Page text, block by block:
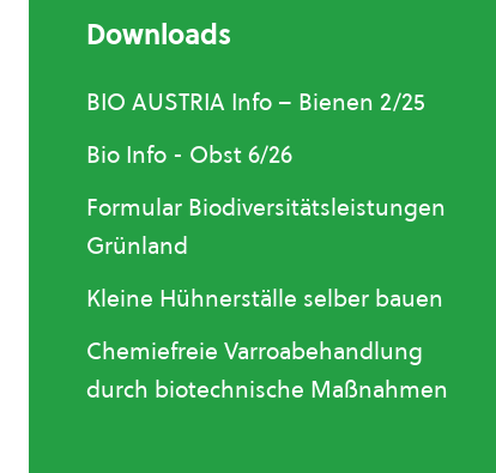
Downloads
BIO AUSTRIA Info – Bienen 2/25
Bio Info - Obst 6/26
Formular Biodiversitätsleistungen
Grünland
Kleine Hühnerställe selber bauen
Chemiefreie Varroabehandlung
durch biotechnische Maßnahmen